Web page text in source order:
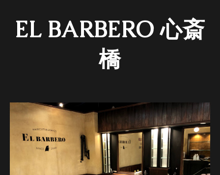
EL BARBERO 心斎
橋